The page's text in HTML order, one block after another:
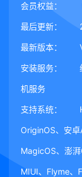
会员权益：
最后更新：
最新版本：
安装服务：
机服务
支持系统：
OriginOS、安
MagicOS、澎
MIUI、Flyme、